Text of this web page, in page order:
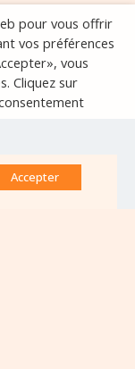
pour vous offrir
vos préférences
vous
Cliquez sur
Accepter